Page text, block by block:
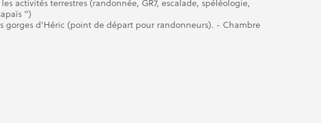
activités terrestres (randonnée, GR7, escalade, spéléologie,
")
gorges d'Héric (point de départ pour randonneurs). - Chambre